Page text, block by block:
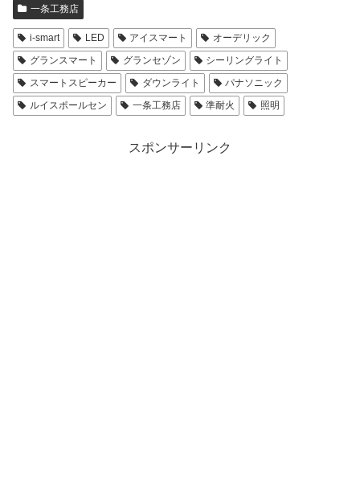
一条工務店
i-smart LED アイスマート
オーデリック
グランスマート
グランセゾン
シーリングライト
スマートスピーカー
ダウンライト
パナソニック
ルイスポールセン
一条工務店 準耐火 照明
スポンサーリンク